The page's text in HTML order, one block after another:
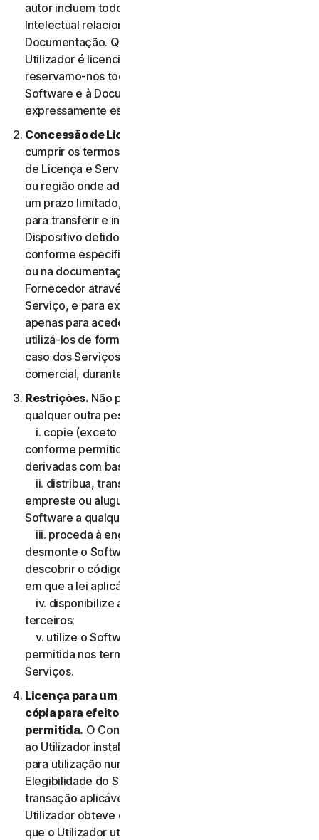
autor incluem todos os Direitos de Propriedade
Intelectual relacionados com o Software e a
Documentação. Qualquer Software fornecido ao
Utilizador é licenciado, e não vendido, ao Utilizador, e
reservamo-nos todos os direitos associados ao
Software e à Documentação que não estejam
expressamente estabelecidos no presente Contrato.
Concessão de Licença.
cumprir os termos e condições do presente Contrato
de Licença e Serviços, concedemos-lhe, no território
ou região onde adquiriu o Software, uma licença com
um prazo limitado, não exclusiva e não transferível,
para transferir e instalar uma cópia do Software no
Dispositivo detido ou controlado pelo Utilizador,
conforme especificado na Elegibilidade do Serviço,
ou na documentação da transação aplicável do
Fornecedor através do qual o Utilizador obteve o
Serviço, e para executar essa cópia do Software
apenas para aceder aos Serviços de Consumidor e
utilizá-los de forma pessoal, e não comercial ou, no
caso dos Serviços Comerciais, para sua utilização
comercial, durante o Período de Serviço.
Restrições. Não pode, nem pode permitir que
qualquer outra pessoa:
i. copie (exceto para efeitos de backup ou arquivo
conforme permitido abaixo), modifique ou crie obras
derivadas com base no Software;
ii. distribua, transfira, sublicencie, ceda por leasing,
empreste ou alugue o seu direito de utilizar o
Software a qualquer terceiro;
iii. proceda à engenharia reversa, descompile ou
desmonte o Software, ou faça qualquer tentativa de
descobrir o código-fonte, exceto e apenas na medida
em que a lei aplicável expressamente o permita;
iv. disponibilize a funcionalidade do Software a
terceiros;
v. utilize o Software de qualquer forma que não seja
permitida nos termos do Contrato de Licença e
Serviços.
Licença para um único dispositivo: apenas uma
cópia para efeitos de backup ou arquivo
permitida. O Contrato de Licença e Serviços permite
ao Utilizador instalar apenas uma cópia do Software
para utilização num único Dispositivo, a não ser que a
Elegibilidade do Serviço, ou a documentação da
transação aplicável do Fornecedor através do qual o
Utilizador obteve o Serviço, permita expressamente
que o Utilizador utilize o Software em mais do que um